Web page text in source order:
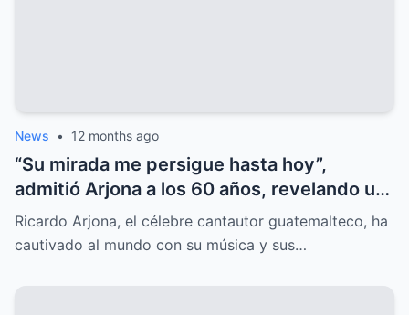
News • 12 months ago
“Su mirada me persigue hasta hoy”,
admitió Arjona a los 60 años, revelando un
amor oculto que lo marcó para siempre.
Ricardo Arjona, el célebre cantautor guatemalteco, ha
cautivado al mundo con su música y sus…